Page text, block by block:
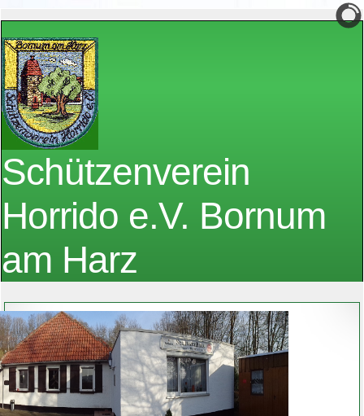
Schützenverein
Horrido e.V. Bornum
am Harz